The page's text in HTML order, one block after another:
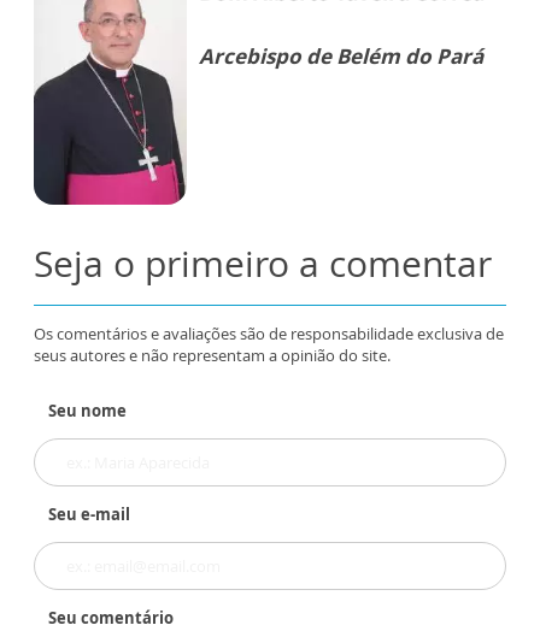
Arcebispo de Belém do Pará
Seja o primeiro a comentar
Os comentários e avaliações são de responsabilidade exclusiva de
seus autores e não representam a opinião do site.
Seu nome
Seu e-mail
Seu comentário